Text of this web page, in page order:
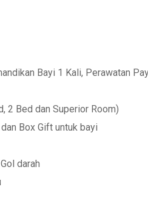
Bayi 1 Kali, Perawatan
2 Bed dan Superior Room)
Box Gift untuk bayi
darah